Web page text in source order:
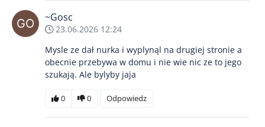
~Gosc
23.06.2026 12:24
Mysle ze dał nurka i wyplynąl na drugiej stronie a
obecnie przebywa w domu i nie wie nic ze to jego
szukają. Ale bylyby jaja
0 0 Odpowiedz